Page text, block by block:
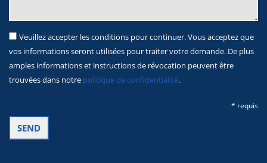
Veuillez accepter les conditions pour continuer. Vous acceptez que
vos informations seront utilisées pour traiter votre demande. De plus
amples informations et instructions de révocation peuvent être
trouvées dans notre politique de confidentialité.
* requis